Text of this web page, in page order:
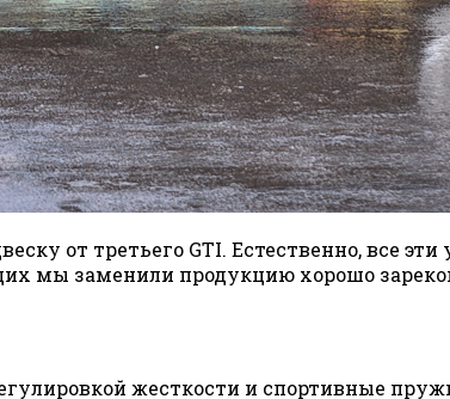
от третьего GTI. Естественно, все
мы заменили продукцию хорошо
жесткости и спортивные